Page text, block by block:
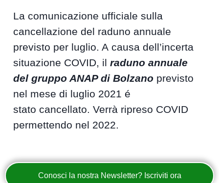
La comunicazione ufficiale sulla
cancellazione del raduno annuale
previsto per luglio. A causa dell’incerta
situazione COVID, il raduno annuale
del gruppo ANAP di Bolzano previsto
nel mese di luglio 2021 é
stato cancellato. Verrà ripreso COVID
permettendo nel 2022.
Conosci la nostra Newsletter? Iscriviti ora